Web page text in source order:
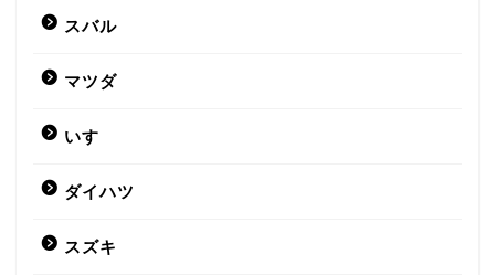
スバル
マツダ
いすゞ
ダイハツ
スズキ